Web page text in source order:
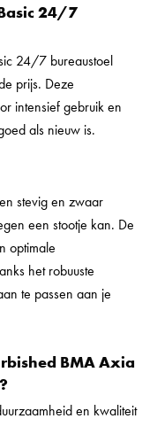
24/7
24/7 bureaustoel
prijs. Deze
intensief gebruik en
als nieuw is.
stevig en zwaar
een stootje kan. De
optimale
het robuuste
te passen aan je
BMA Axia
en kwaliteit